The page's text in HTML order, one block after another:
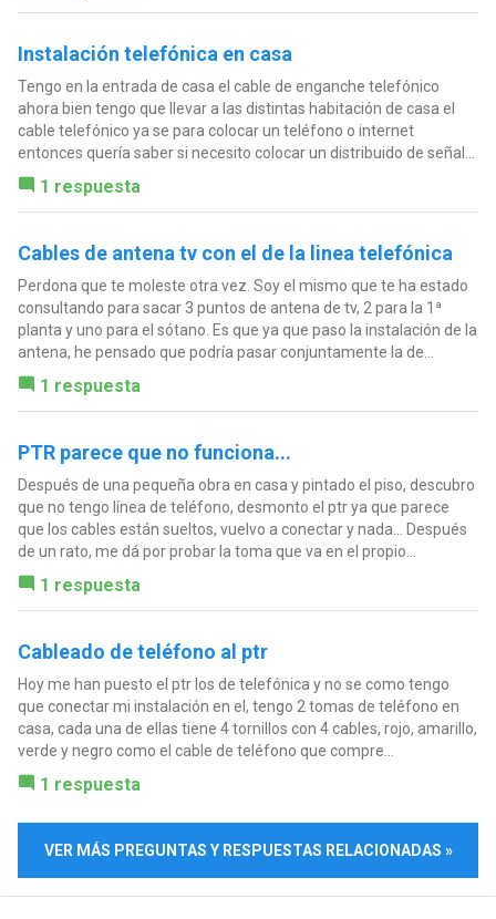
Instalación telefónica en casa
Tengo en la entrada de casa el cable de enganche telefónico
ahora bien tengo que llevar a las distintas habitación de casa el
cable telefónico ya se para colocar un teléfono o internet
entonces quería saber si necesito colocar un distribuido de señal...
1 respuesta
Cables de antena tv con el de la linea telefónica
Perdona que te moleste otra vez. Soy el mismo que te ha estado
consultando para sacar 3 puntos de antena de tv, 2 para la 1ª
planta y uno para el sótano. Es que ya que paso la instalación de la
antena, he pensado que podría pasar conjuntamente la de...
1 respuesta
PTR parece que no funciona...
Después de una pequeña obra en casa y pintado el piso, descubro
que no tengo línea de teléfono, desmonto el ptr ya que parece
que los cables están sueltos, vuelvo a conectar y nada... Después
de un rato, me dá por probar la toma que va en el propio...
1 respuesta
Cableado de teléfono al ptr
Hoy me han puesto el ptr los de telefónica y no se como tengo
que conectar mi instalación en el, tengo 2 tomas de teléfono en
casa, cada una de ellas tiene 4 tornillos con 4 cables, rojo, amarillo,
verde y negro como el cable de teléfono que compre...
1 respuesta
VER MÁS PREGUNTAS Y RESPUESTAS RELACIONADAS »